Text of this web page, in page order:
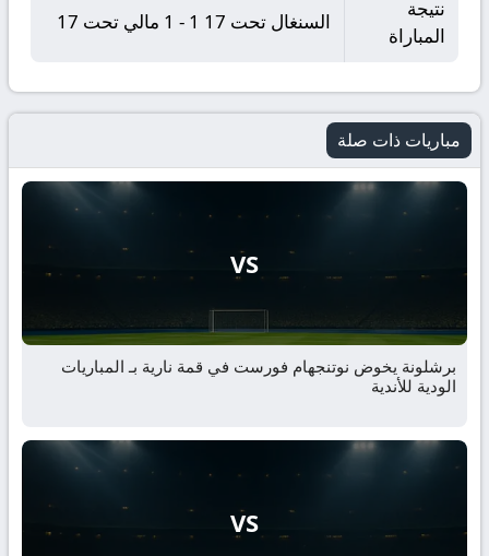
نتيجة
المباراة
السنغال تحت 17 1 - 1 مالي تحت 17
مباريات ذات صلة
VS
برشلونة يخوض نوتنجهام فورست في قمة نارية بـ المباريات
الودية للأندية
VS